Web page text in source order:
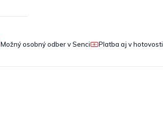
Možný osobný odber v Senci Platba aj v hotovosti